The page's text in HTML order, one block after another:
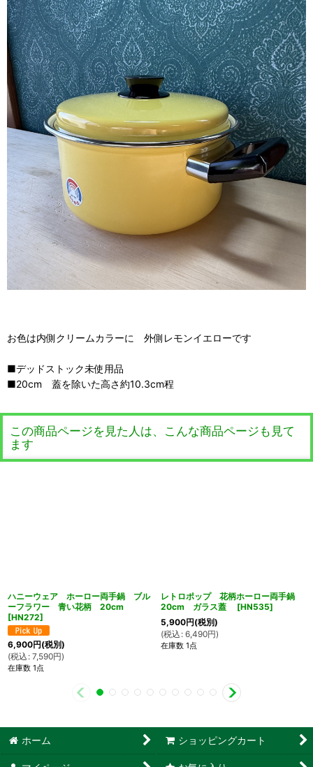
お色は内側クリームカラーに 外側レモンイエローです
■デッドストック未使用品
■20cm 蓋を除いた高さ約10.3cm程
この商品ページを見た人は、こんな商品ページも見て
ます
ハニーウェア ホーロー両手鍋 ブル
ーフラワー 青い花柄 20cm
[HN272]
6,900円(税別)
(税込 : 7,590円)
在庫数 1点
レトロポップ 花柄ホーロー両手鍋
20cm ガラス蓋
[HN535]
5,900円(税別)
(税込 : 6,490円)
在庫数 1点
ホーム ショッピングカート